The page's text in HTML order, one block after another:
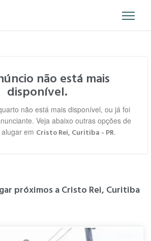
não está mais
disponível.
não está mais disponível, ou já foi
Veja abaixo outras opções de
em Cristo Rei, Curitiba - PR.
próximos a Cristo Rei, Curitiba